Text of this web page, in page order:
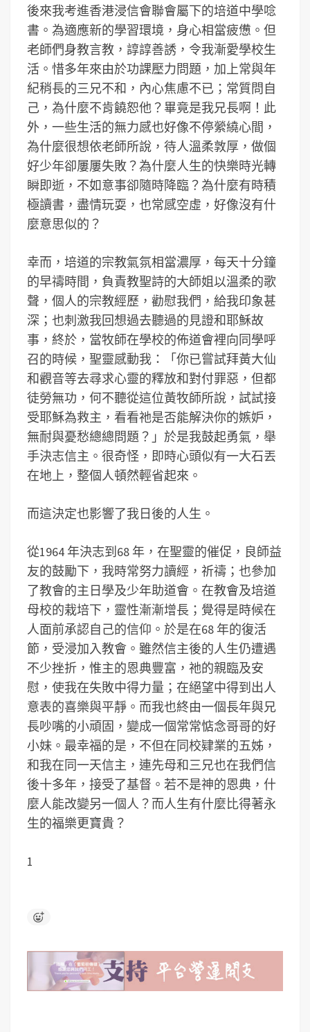
後來我考進香港浸信會聯會屬下的培道中學唸
書。為適應新的學習環境，身心相當疲憊。但
老師們身教言教，諄諄善誘，令我漸愛學校生
活。惜多年來由於功課壓力問題，加上常與年
紀稍長的三兄不和，內心焦慮不已；常質問自
己，為什麼不肯饒恕他？畢竟是我兄長啊！此
外，一些生活的無力感也好像不停縈繞心間，
為什麼很想依老師所說，待人溫柔敦厚，做個
好少年卻屢屢失敗？為什麼人生的快樂時光轉
瞬即逝，不如意事卻隨時降臨？為什麼有時積
極讀書，盡情玩耍，也常感空虛，好像沒有什
麼意思似的？
幸而，培道的宗教氣氛相當濃厚，每天十分鐘
的早禱時間，負責教聖詩的大師姐以溫柔的歌
聲，個人的宗教經歷，勸慰我們，給我印象甚
深；也刺激我回想過去聽過的見證和耶穌故
事，終於，當牧師在學校的佈道會裡向同學呼
召的時候，聖靈感動我：「你已嘗試拜黃大仙
和觀音等去尋求心靈的釋放和對付罪惡，但都
徒勞無功，何不聽從這位黃牧師所說，試試接
受耶穌為救主，看看祂是否能解決你的嫉妒，
無耐與憂愁總總問題？」於是我鼓起勇氣，舉
手決志信主。很奇怪，即時心頭似有一大石丟
在地上，整個人頓然輕省起來。
而這決定也影響了我日後的人生。
從1964 年決志到68 年，在聖靈的催促，良師益
友的鼓勵下，我時常努力讀經，祈禱；也參加
了教會的主日學及少年助道會。在教會及培道
母校的栽培下，靈性漸漸增長；覺得是時候在
人面前承認自己的信仰。於是在68 年的復活
節，受浸加入教會。雖然信主後的人生仍遭遇
不少挫折，惟主的恩典豐富，祂的親臨及安
慰，使我在失敗中得力量；在絕望中得到出人
意表的喜樂與平靜。而我也終由一個長年與兄
長吵嘴的小頑固，變成一個常常惦念哥哥的好
小妹。最幸福的是，不但在同校肄業的五姊，
和我在同一天信主，連先母和三兄也在我們信
後十多年，接受了基督。若不是神的恩典，什
麼人能改變另一個人？而人生有什麼比得著永
生的福樂更寶貴？
1